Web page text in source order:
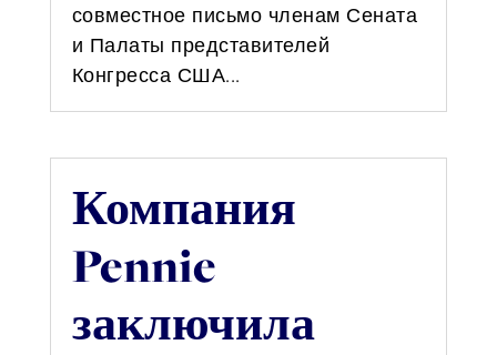
совместное письмо членам Сената
и Палаты представителей
Конгресса США...
Компания
Pennie
заключила